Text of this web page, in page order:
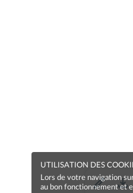
UTILISATION DES
Lors de votre navigation
au bon fonctionnement et